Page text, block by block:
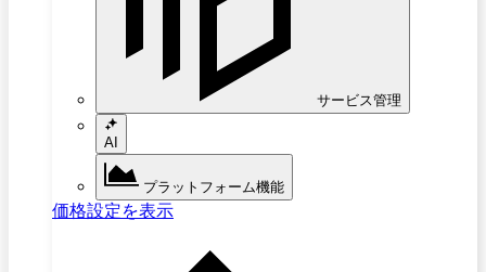
サービス管理
AI
プラットフォーム機能
価格設定を表示